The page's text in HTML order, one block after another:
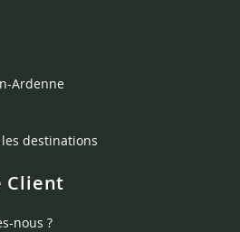
Ardenne
destinations
Client
nous ?